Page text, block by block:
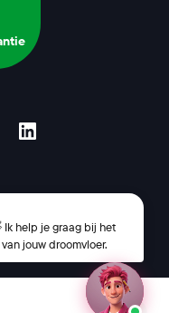
Ik help je graag bij het
jouw droomvloer.